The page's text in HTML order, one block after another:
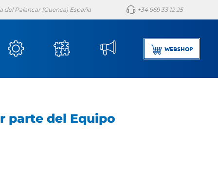
del Palancar (Cuenca) España +34 969 33 12 25
WEBSHOP
parte del Equipo